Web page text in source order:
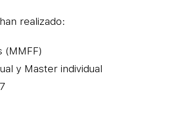
realizado:
(MMFF)
y Master individual